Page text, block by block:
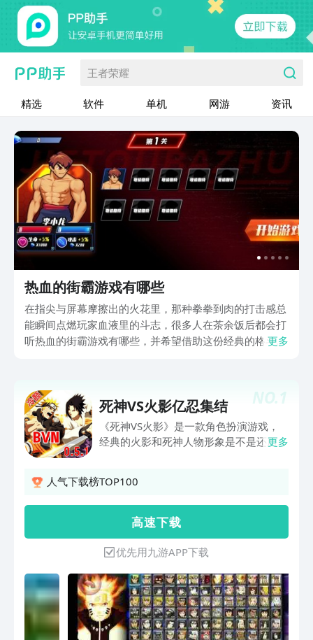
王者荣耀
精选 软件 单机 网游 资讯
热血的街霸游戏有哪些
在指尖与屏幕摩擦出的火花里，那种拳拳到肉的打击感总
能瞬间点燃玩家血液里的斗志，很多人在茶余饭后都会打
听热血的街霸游戏有哪些，并希望借助这份经典的格斗手
又是神经反应和操作精度的精密博弈。
更多
NO.1
死神VS火影亿忍集结
《死神VS火影》是一款角色扮演游戏，
经典的火影和死神人物形象是不是还历历
攻击、上加远程攻击、下加远程攻击、上
加大招和下加大招；打不过的玩家，可以
带辅助人物帮你战斗。
更多
人气下载榜TOP100
高 速 下 载
优先用九游APP下载